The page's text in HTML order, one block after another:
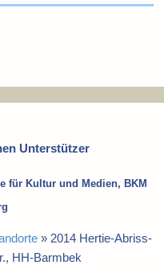
Unterstützer
für Kultur und Medien, BKM
» 2014 Hertie-Abriss-
HH-Barmbek